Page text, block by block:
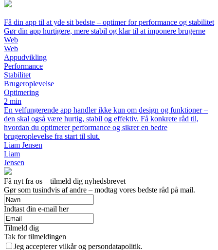
Få din app til at yde sit bedste – optimer for performance og stabilitet
Gør din app hurtigere, mere stabil og klar til at imponere brugerne
Web
Web
Appudvikling
Performance
Stabilitet
Brugeroplevelse
Optimering
2 min
En velfungerende app handler ikke kun om design og funktioner –
den skal også være hurtig, stabil og effektiv. Få konkrete råd til,
hvordan du optimerer performance og sikrer en bedre
brugeroplevelse fra start til slut.
Liam Jensen
Liam
Jensen
Få nyt fra os – tilmeld dig nyhedsbrevet
Gør som tusindvis af andre – modtag vores bedste råd på mail.
Indtast din e-mail her
Tilmeld dig
Tak for tilmeldingen
Jeg accepterer vilkår og persondatapolitik.